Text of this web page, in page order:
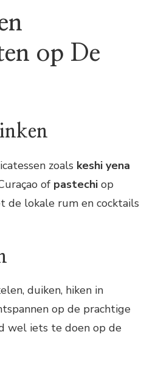
op De
zoals keshi yena
of pastechi op
de lokale rum en cocktails
duiken, hiken in
op de prachtige
wel iets te doen op de